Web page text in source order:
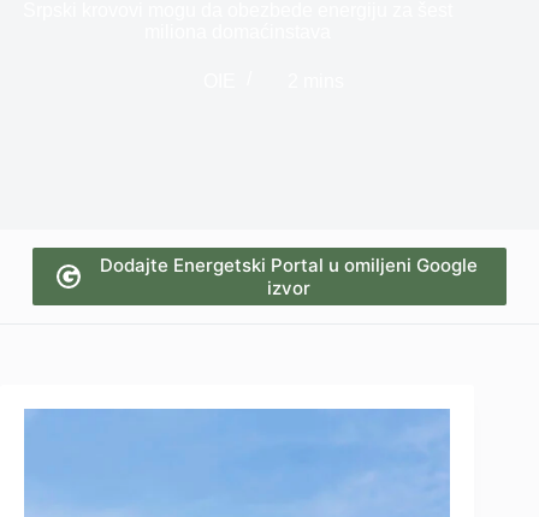
Dodajte Energetski Portal u omiljeni Google
izvor